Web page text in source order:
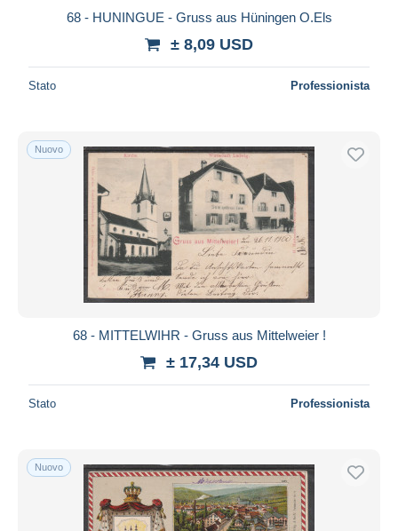
68 - HUNINGUE - Gruss aus Hüningen O.Els
± 8,09 USD
Stato Professionista
Nuovo
68 - MITTELWIHR - Gruss aus Mittelweier !
± 17,34 USD
Stato Professionista
Nuovo